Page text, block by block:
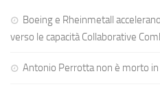
Boeing e Rheinmetall
verso le capacità Collaborative
Antonio Perrotta non è morto in